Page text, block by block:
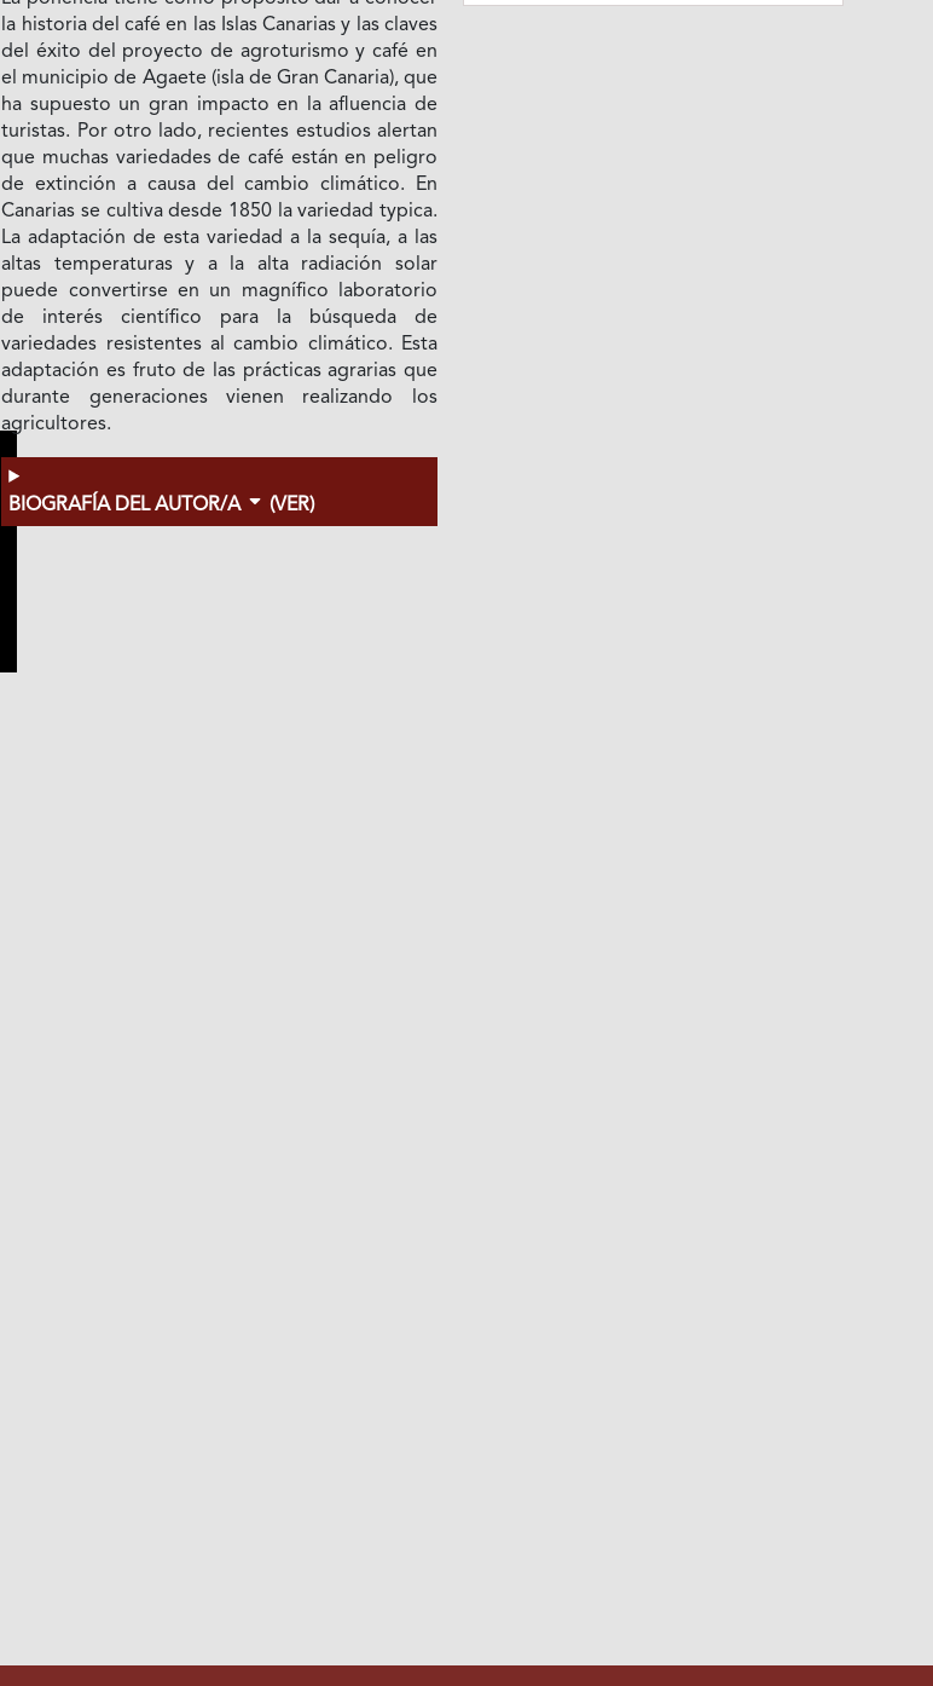
la historia del café en las Islas Canarias y las claves
del éxito del proyecto de agroturismo y café en
el municipio de Agaete (isla de Gran Canaria), que
ha supuesto un gran impacto en la afluencia de
turistas. Por otro lado, recientes estudios alertan
que muchas variedades de café están en peligro
de extinción a causa del cambio climático. En
Canarias se cultiva desde 1850 la variedad typica.
La adaptación de esta variedad a la sequía, a las
altas temperaturas y a la alta radiación solar
puede convertirse en un magnífico laboratorio
de interés científico para la búsqueda de
variedades resistentes al cambio climático. Esta
adaptación es fruto de las prácticas agrarias que
durante generaciones vienen realizando los
agricultores.
BIOGRAFÍA DEL AUTOR/A (VER)